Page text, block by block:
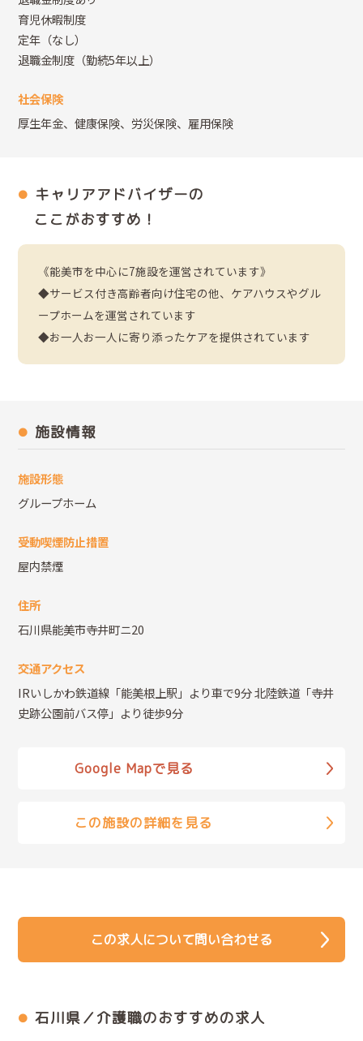
育児休暇制度
定年（なし）
退職金制度（勤続5年以上）
社会保険
厚生年金、健康保険、労災保険、雇用保険
キャリアアドバイザーの
ここがおすすめ！
《能美市を中心に7施設を運営されています》
◆サービス付き高齢者向け住宅の他、ケアハウスやグル
ープホームを運営されています
◆お一人お一人に寄り添ったケアを提供されています
施設情報
施設形態
グループホーム
受動喫煙防止措置
屋内禁煙
住所
石川県能美市寺井町ニ20
交通アクセス
IRいしかわ鉄道線「能美根上駅」より車で9分 北陸鉄道「寺井
史跡公園前バス停」より徒歩9分
Google Mapで見る
この施設の詳細を見る
この求人について問い合わせる
石川県／介護職のおすすめの求人